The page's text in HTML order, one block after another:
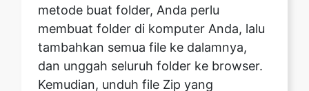
dan unggah seluruh folder ke browser.
Kemudian, unduh file Zip yang
dihasilkan dan transfer ke Pendrive,
Google Drive, atau tempat
penyimpanan lainnya. Atau, dalam